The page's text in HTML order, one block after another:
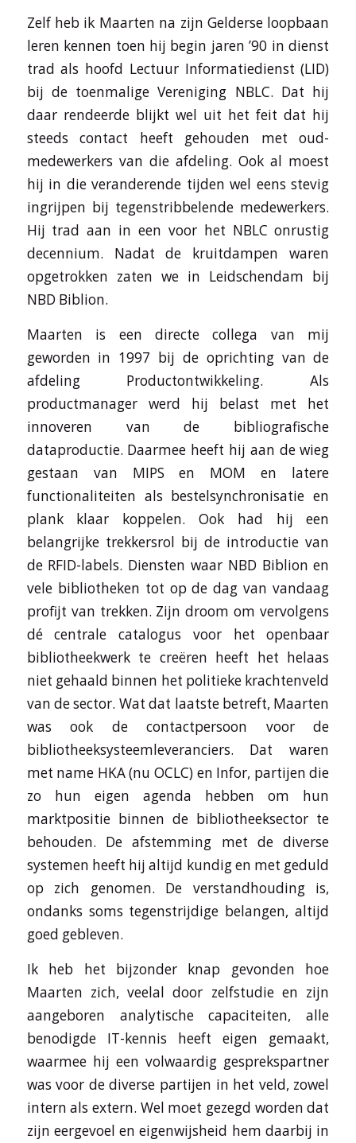
Zelf heb ik Maarten na zijn Gelderse loopbaan
leren kennen toen hij begin jaren ’90 in dienst
trad als hoofd Lectuur Informatiedienst (LID)
bij de toenmalige Vereniging NBLC. Dat hij
daar rendeerde blijkt wel uit het feit dat hij
steeds contact heeft gehouden met oud-
medewerkers van die afdeling. Ook al moest
hij in die veranderende tijden wel eens stevig
ingrijpen bij tegenstribbelende medewerkers.
Hij trad aan in een voor het NBLC onrustig
decennium. Nadat de kruitdampen waren
opgetrokken zaten we in Leidschendam bij
NBD Biblion.
Maarten is een directe collega van mij
geworden in 1997 bij de oprichting van de
afdeling Productontwikkeling. Als
productmanager werd hij belast met het
innoveren van de bibliografische
dataproductie. Daarmee heeft hij aan de wieg
gestaan van MIPS en MOM en latere
functionaliteiten als bestelsynchronisatie en
plank klaar koppelen. Ook had hij een
belangrijke trekkersrol bij de introductie van
de RFID-labels. Diensten waar NBD Biblion en
vele bibliotheken tot op de dag van vandaag
profijt van trekken. Zijn droom om vervolgens
dé centrale catalogus voor het openbaar
bibliotheekwerk te creëren heeft het helaas
niet gehaald binnen het politieke krachtenveld
van de sector. Wat dat laatste betreft, Maarten
was ook de contactpersoon voor de
bibliotheeksysteemleveranciers. Dat waren
met name HKA (nu OCLC) en Infor, partijen die
zo hun eigen agenda hebben om hun
marktpositie binnen de bibliotheeksector te
behouden. De afstemming met de diverse
systemen heeft hij altijd kundig en met geduld
op zich genomen. De verstandhouding is,
ondanks soms tegenstrijdige belangen, altijd
goed gebleven.
Ik heb het bijzonder knap gevonden hoe
Maarten zich, veelal door zelfstudie en zijn
aangeboren analytische capaciteiten, alle
benodigde IT-kennis heeft eigen gemaakt,
waarmee hij een volwaardig gesprekspartner
was voor de diverse partijen in het veld, zowel
intern als extern. Wel moet gezegd worden dat
zijn eergevoel en eigenwijsheid hem daarbij in